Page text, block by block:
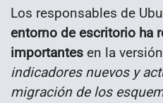
Los responsables de
entorno de escritorio ha
importantes en la
indicadores nuevos y
migración de los